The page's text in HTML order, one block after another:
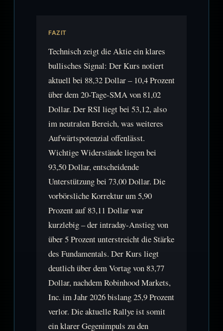
FAZIT
Technisch zeigt die Aktie ein klares
bullisches Signal: Der Kurs notiert
aktuell bei 88,32 Dollar – 10,4 Prozent
über dem 20-Tage-SMA von 81,02
Dollar. Der RSI liegt bei 53,12, also
im neutralen Bereich, was weiteres
Aufwärtspotenzial offenlässt.
Wichtige Widerstände liegen bei
93,50 Dollar, entscheidende
Unterstützung bei 73,00 Dollar. Die
vorbörsliche Korrektur um 5,90
Prozent auf 83,11 Dollar war
kurzlebig – der intraday-Anstieg von
über 5 Prozent unterstreicht die Stärke
des Fundamentals. Der Kurs liegt
deutlich über dem Vortag von 83,77
Dollar, nachdem Robinhood Markets,
Inc. im Jahr 2026 bislang 25,9 Prozent
verlor. Die aktuelle Rallye ist somit
ein klarer Gegenimpuls zu den